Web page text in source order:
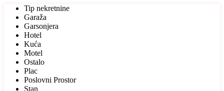
Tip nekretnine
Garaža
Garsonjera
Hotel
Kuća
Motel
Ostalo
Plac
Poslovni Prostor
Stan